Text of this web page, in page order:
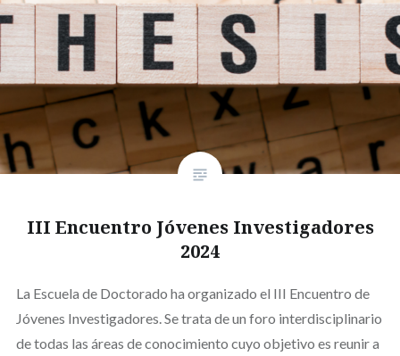
III Encuentro Jóvenes Investigadores
2024
La Escuela de Doctorado ha organizado el III Encuentro de
Jóvenes Investigadores. Se trata de un foro interdisciplinario
de todas las áreas de conocimiento cuyo objetivo es reunir a